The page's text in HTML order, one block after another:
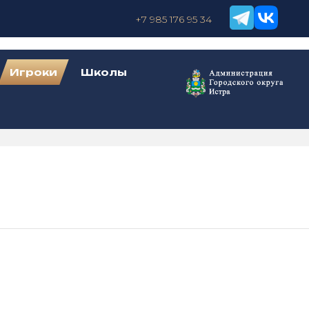
+7 985 176 95 34
Игроки Школы